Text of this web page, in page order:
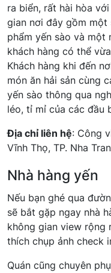
ra biển, rất hài hòa
gian nơi đây gồm
phẩm yến sào và một
khách hàng có thể
Khách hàng khi đến
món ăn hải sản cùng
yến sào thông qua
léo, tỉ mỉ của các đầu
Địa chỉ liên hệ: Công
Vĩnh Thọ, TP. Nha
Nhà hàng yến
Nếu bạn ghé qua
sẽ bắt gặp ngay nhà
không gian view rộng
thích chụp ảnh check
Quán cũng chuyên